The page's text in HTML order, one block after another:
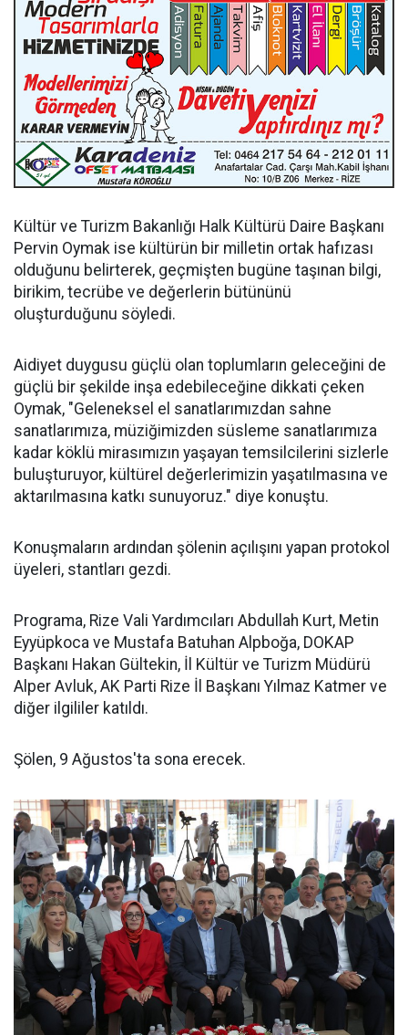
Kültür ve Turizm Bakanlığı Halk Kültürü Daire Başkanı
Pervin Oymak ise kültürün bir milletin ortak hafızası
olduğunu belirterek, geçmişten bugüne taşınan bilgi,
birikim, tecrübe ve değerlerin bütününü
oluşturduğunu söyledi.
Aidiyet duygusu güçlü olan toplumların geleceğini de
güçlü bir şekilde inşa edebileceğine dikkati çeken
Oymak, "Geleneksel el sanatlarımızdan sahne
sanatlarımıza, müziğimizden süsleme sanatlarımıza
kadar köklü mirasımızın yaşayan temsilcilerini sizlerle
buluşturuyor, kültürel değerlerimizin yaşatılmasına ve
aktarılmasına katkı sunuyoruz." diye konuştu.
Konuşmaların ardından şölenin açılışını yapan protokol
üyeleri, stantları gezdi.
Programa, Rize Vali Yardımcıları Abdullah Kurt, Metin
Eyyüpkoca ve Mustafa Batuhan Alpboğa, DOKAP
Başkanı Hakan Gültekin, İl Kültür ve Turizm Müdürü
Alper Avluk, AK Parti Rize İl Başkanı Yılmaz Katmer ve
diğer ilgililer katıldı.
Şölen, 9 Ağustos'ta sona erecek.